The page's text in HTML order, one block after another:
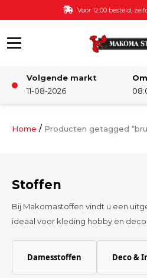
Ga naar de inhoud Voor 12:00 besteld,
Volgende markt
11-08-2026
Katoen
Home / Producten getagged
Stoffen
Bij Makomastoffen vindt u een
ideaal voor kleding hobby en
Damesstoffen Deco &